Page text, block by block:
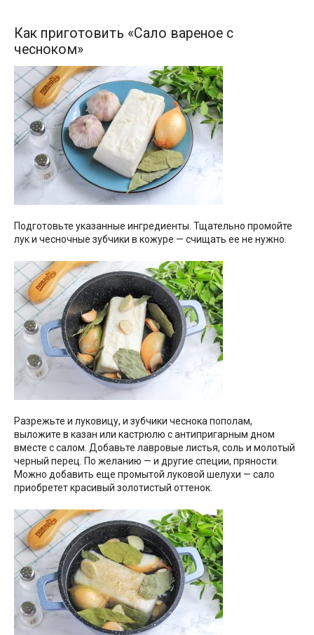
Как приготовить «Сало вареное с
чесноком»
Подготовьте указанные ингредиенты. Тщательно промойте
лук и чесночные зубчики в кожуре — счищать ее не нужно.
Разрежьте и луковицу, и зубчики чеснока пополам,
выложите в казан или кастрюлю с антипригарным дном
вместе с салом. Добавьте лавровые листья, соль и молотый
черный перец. По желанию — и другие специи, пряности.
Можно добавить еще промытой луковой шелухи — сало
приобретет красивый золотистый оттенок.